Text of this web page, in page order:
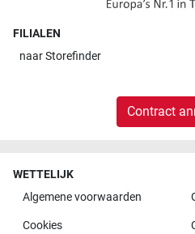
FILIALEN
naarStorefinder
Contract
WETTELIJK
Algemene voorwaarden
Cookies